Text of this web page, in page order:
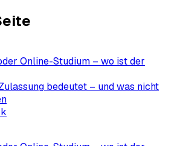
Online-Studium – wo ist der
bedeutet – und was nicht